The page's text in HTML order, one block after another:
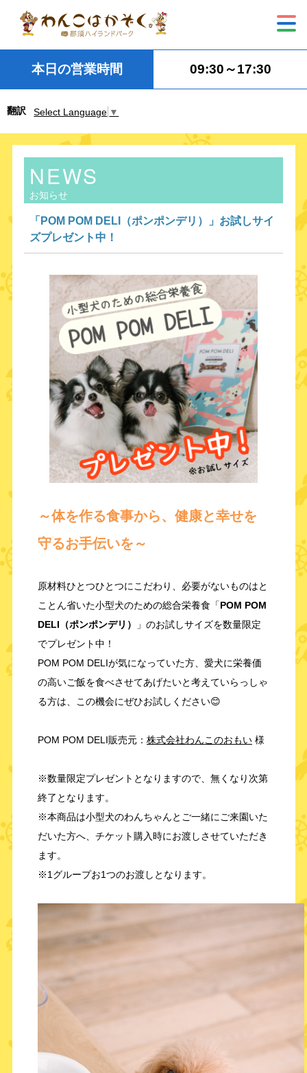
本日の営業時間 09:30～17:30
翻訳 Select Language ▼
NEWS
お知らせ
「POM POM DELI（ポンポンデリ）」お試しサイ
ズプレゼント中！
～体を作る食事から、健康と幸せを
守るお手伝いを～
原材料ひとつひとつにこだわり、必要がないものはと
ことん省いた小型犬のための総合栄養食「POM POM
DELI（ポンポンデリ）
」のお試しサイズを数量限定
でプレゼント中！
POM POM DELIが気になっていた方、愛犬に栄養価
の高いご飯を食べさせてあげたいと考えていらっしゃ
る方は、この機会にぜひお試しください😊
POM POM DELI販売元： 株式会社わんこのおもい 様
※数量限定プレゼントとなりますので、無くなり次第
終了となります。
※本商品は小型犬のわんちゃんとご一緒にご来園いた
だいた方へ、チケット購入時にお渡しさせていただき
ます。
※1グループお1つのお渡しとなります。